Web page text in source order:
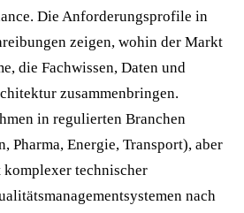
Die Anforderungsprofile in
zeigen, wohin der Markt
die Fachwissen, Daten und
zusammenbringen.
in regulierten Branchen
Pharma, Energie, Transport), aber
technischer
nach